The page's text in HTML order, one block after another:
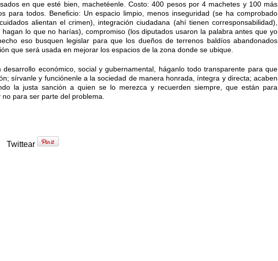
en que esté bien, machetéenle. Costo: 400 pesos por 4 machetes y 100 más
para todos. Beneficio: Un espacio limpio, menos inseguridad (se ha comprobado
alientan el crimen), integración ciudadana (ahí tienen corresponsabilidad),
lo que no harías), compromiso (los diputados usaron la palabra antes que yo
eso busquen legislar para que los dueños de terrenos baldíos abandonados
que será usada en mejorar los espacios de la zona donde se ubique.
desarrollo económico, social y gubernamental, háganlo todo transparente para que
sírvanle y funciónenle a la sociedad de manera honrada, íntegra y directa; acaben
la justa sanción a quien se lo merezca y recuerden siempre, que están para
para ser parte del problema.
Twittear